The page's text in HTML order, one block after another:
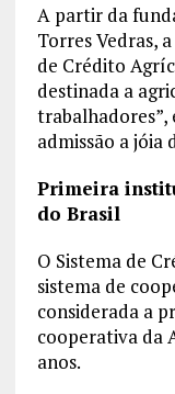
A partir da
Torres Vedras,
de Crédito
destinada a
trabalhadores”,
admissão a jóia
Primeira
do Brasil
O Sistema de
sistema de
considerada a
cooperativa da
anos.